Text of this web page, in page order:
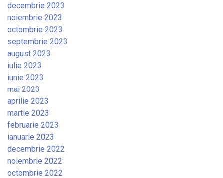
decembrie 2023
noiembrie 2023
octombrie 2023
septembrie 2023
august 2023
iulie 2023
iunie 2023
mai 2023
aprilie 2023
martie 2023
februarie 2023
ianuarie 2023
decembrie 2022
noiembrie 2022
octombrie 2022